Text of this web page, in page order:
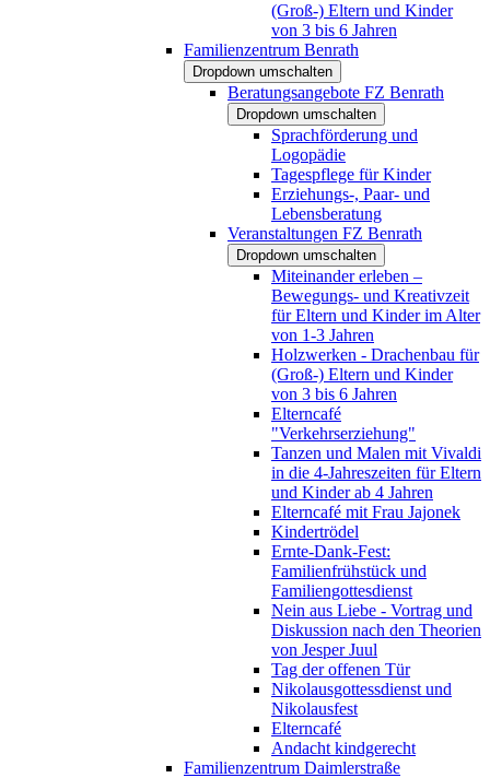
(Groß-) Eltern und Kinder
von 3 bis 6 Jahren
Familienzentrum Benrath
Dropdown umschalten
Beratungsangebote FZ Benrath
Dropdown umschalten
Sprachförderung und
Logopädie
Tagespflege für Kinder
Erziehungs-, Paar- und
Lebensberatung
Veranstaltungen FZ Benrath
Dropdown umschalten
Miteinander erleben –
Bewegungs- und Kreativzeit
für Eltern und Kinder im Alter
von 1-3 Jahren
Holzwerken - Drachenbau für
(Groß-) Eltern und Kinder
von 3 bis 6 Jahren
Elterncafé
"Verkehrserziehung"
Tanzen und Malen mit Vivaldi
in die 4-Jahreszeiten für Eltern
und Kinder ab 4 Jahren
Elterncafé mit Frau Jajonek
Kindertrödel
Ernte-Dank-Fest:
Familienfrühstück und
Familiengottesdienst
Nein aus Liebe - Vortrag und
Diskussion nach den Theorien
von Jesper Juul
Tag der offenen Tür
Nikolausgottessdienst und
Nikolausfest
Elterncafé
Andacht kindgerecht
Familienzentrum Daimlerstraße